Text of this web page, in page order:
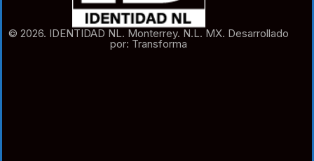
© 2026. IDENTIDAD NL. Monterrey. N.L. MX. Desarrollado
por: Transforma